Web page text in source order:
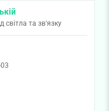
світла та зв'язку